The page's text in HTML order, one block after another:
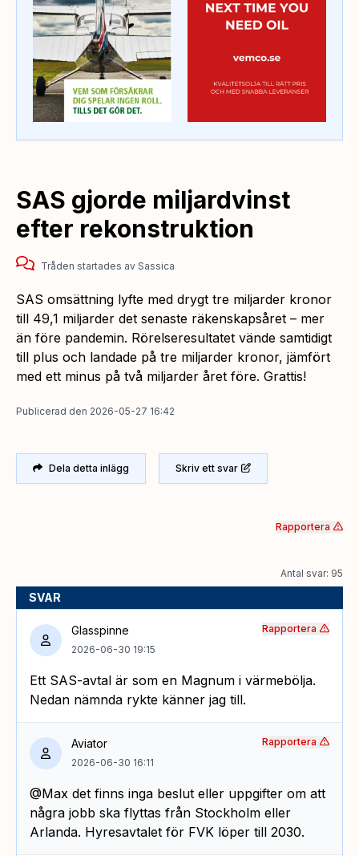
SAS gjorde miljardvinst
efter rekonstruktion
Tråden startades av Sassica
SAS omsättning lyfte med drygt tre miljarder kronor
till 49,1 miljarder det senaste räkenskapsåret – mer
än före pandemin. Rörelseresultatet vände samtidigt
till plus och landade på tre miljarder kronor, jämfört
med ett minus på två miljarder året före. Grattis!
Publicerad den 2026-05-27 16:42
Dela detta inlägg Skriv ett svar
Rapportera
Antal svar: 95
SVAR
Glasspinne
2026-06-30 19:15
Ett SAS-avtal är som en Magnum i värmebölja.
Nedan nämnda rykte känner jag till.
Rapportera
Aviator
2026-06-30 16:11
@Max det finns inga beslut eller uppgifter om att
några jobb ska flyttas från Stockholm eller
Arlanda. Hyresavtalet för FVK löper till 2030.
Rapportera